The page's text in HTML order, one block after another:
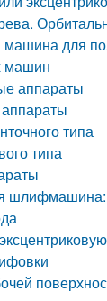
для
машин
аппараты
типа
типа
шлифмашина: